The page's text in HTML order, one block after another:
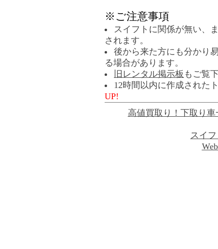
※ご注意事項
スイフトに関係が無い、
されます。
後から来た方にも分かり
る場合があります。
旧レンタル掲示板 もご覧
12時間以内に作成された
UP!
高値買取り！下取り車
スイ